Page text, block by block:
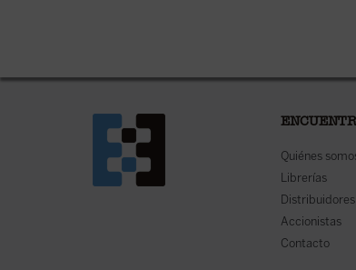
Quiénes
Librerías
Distribuidores
Accionistas
Contacto